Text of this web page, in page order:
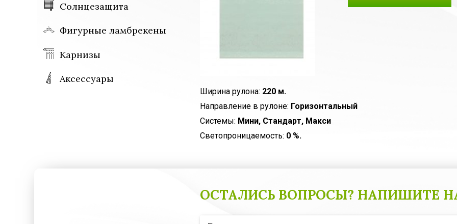
Солнцезащита
Фигурные ламбрекены
Карнизы
Аксессуары
Ширина рулона: 220 м.
Направление в рулоне: Горизонтальный
Системы: Мини, Стандарт, Макси
Светопроницаемость: 0 %.
ОСТАЛИСЬ ВОПРОСЫ? НАПИШИТЕ